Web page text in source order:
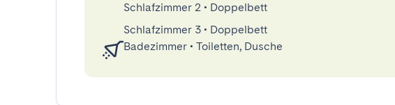
Schlafzimmer 2 • Doppelbett
Schlafzimmer 3 • Doppelbett
Badezimmer • Toiletten, Dusche